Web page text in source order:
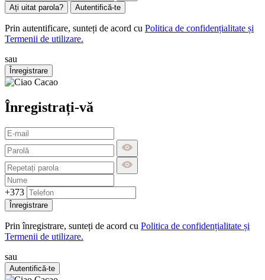
Ați uitat parola? Autentifică-te
Prin autentificare, sunteți de acord cu Politica de confidențialitate și
Termenii de utilizare.
sau
Înregistrare
Înregistrați-vă
+373
Înregistrare
Prin înregistrare, sunteți de acord cu Politica de confidențialitate și
Termenii de utilizare.
sau
Autentifică-te